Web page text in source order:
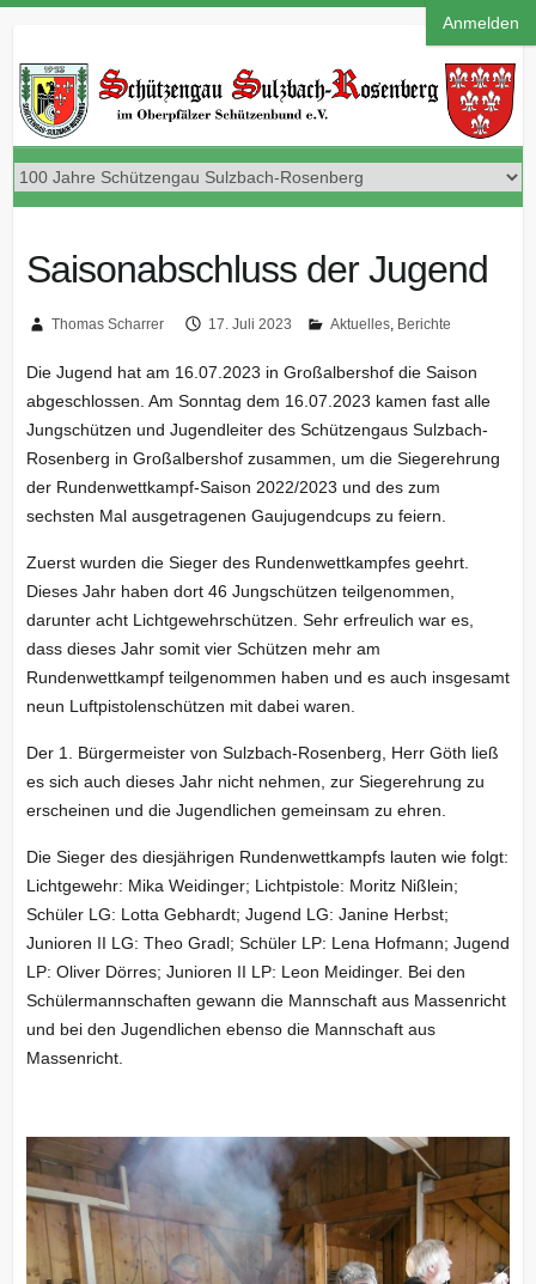
Anmelden
Saisonabschluss der Jugend
Thomas Scharrer 17. Juli 2023 Aktuelles, Berichte
Die Jugend hat am 16.07.2023 in Großalbershof die Saison
abgeschlossen. Am Sonntag dem 16.07.2023 kamen fast alle
Jungschützen und Jugendleiter des Schützengaus Sulzbach-
Rosenberg in Großalbershof zusammen, um die Siegerehrung
der Rundenwettkampf-Saison 2022/2023 und des zum
sechsten Mal ausgetragenen Gaujugendcups zu feiern.
Zuerst wurden die Sieger des Rundenwettkampfes geehrt.
Dieses Jahr haben dort 46 Jungschützen teilgenommen,
darunter acht Lichtgewehrschützen. Sehr erfreulich war es,
dass dieses Jahr somit vier Schützen mehr am
Rundenwettkampf teilgenommen haben und es auch insgesamt
neun Luftpistolenschützen mit dabei waren.
Der 1. Bürgermeister von Sulzbach-Rosenberg, Herr Göth ließ
es sich auch dieses Jahr nicht nehmen, zur Siegerehrung zu
erscheinen und die Jugendlichen gemeinsam zu ehren.
Die Sieger des diesjährigen Rundenwettkampfs lauten wie folgt:
Lichtgewehr: Mika Weidinger; Lichtpistole: Moritz Nißlein;
Schüler LG: Lotta Gebhardt; Jugend LG: Janine Herbst;
Junioren II LG: Theo Gradl; Schüler LP: Lena Hofmann; Jugend
LP: Oliver Dörres; Junioren II LP: Leon Meidinger. Bei den
Schülermannschaften gewann die Mannschaft aus Massenricht
und bei den Jugendlichen ebenso die Mannschaft aus
Massenricht.